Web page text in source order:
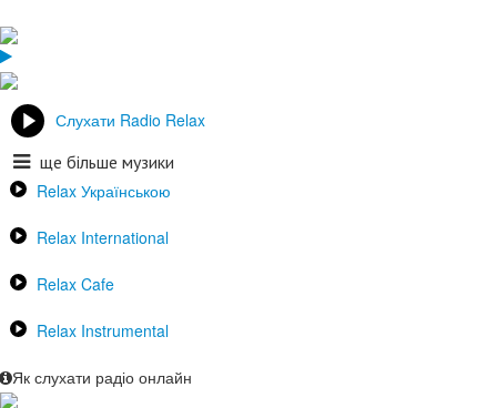
Слухати Radio Relax
ще більше музики
Relax Українською
Relax International
Relax Cafe
Relax Instrumental
Як слухати радіо онлайн